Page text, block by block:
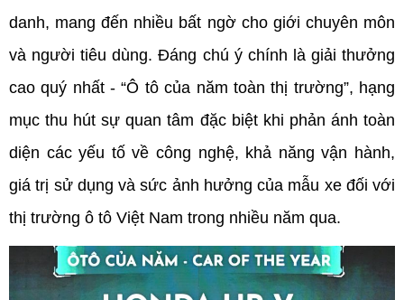
danh, mang đến nhiều bất ngờ cho giới chuyên môn
và người tiêu dùng. Đáng chú ý chính là giải thưởng
cao quý nhất - “Ô tô của năm toàn thị trường”, hạng
mục thu hút sự quan tâm đặc biệt khi phản ánh toàn
diện các yếu tố về công nghệ, khả năng vận hành,
giá trị sử dụng và sức ảnh hưởng của mẫu xe đối với
thị trường ô tô Việt Nam trong nhiều năm qua.